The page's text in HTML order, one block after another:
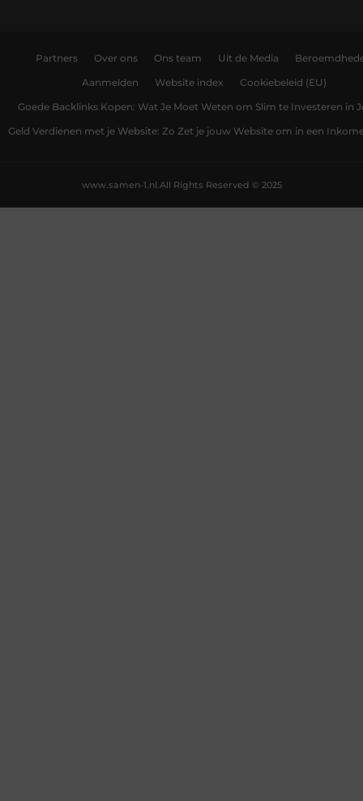
Partners Over ons Ons team Uit de Media
Aanmelden Website index Cookiebeleid (EU)
Goede Backlinks Kopen: Wat Je Moet Weten om Slim te Investeren in
Geld Verdienen met je Website: Zo Zet je jouw Website om in een
All Rights Reserved © 2025
www.samen-1.nl.